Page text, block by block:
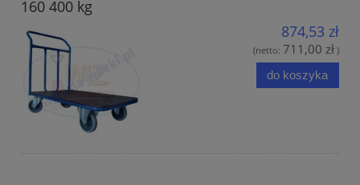
160 400 kg
874,53 zł
(netto: 711,00 zł )
do koszyka